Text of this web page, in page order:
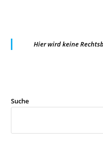
Hier wird keine
Suche